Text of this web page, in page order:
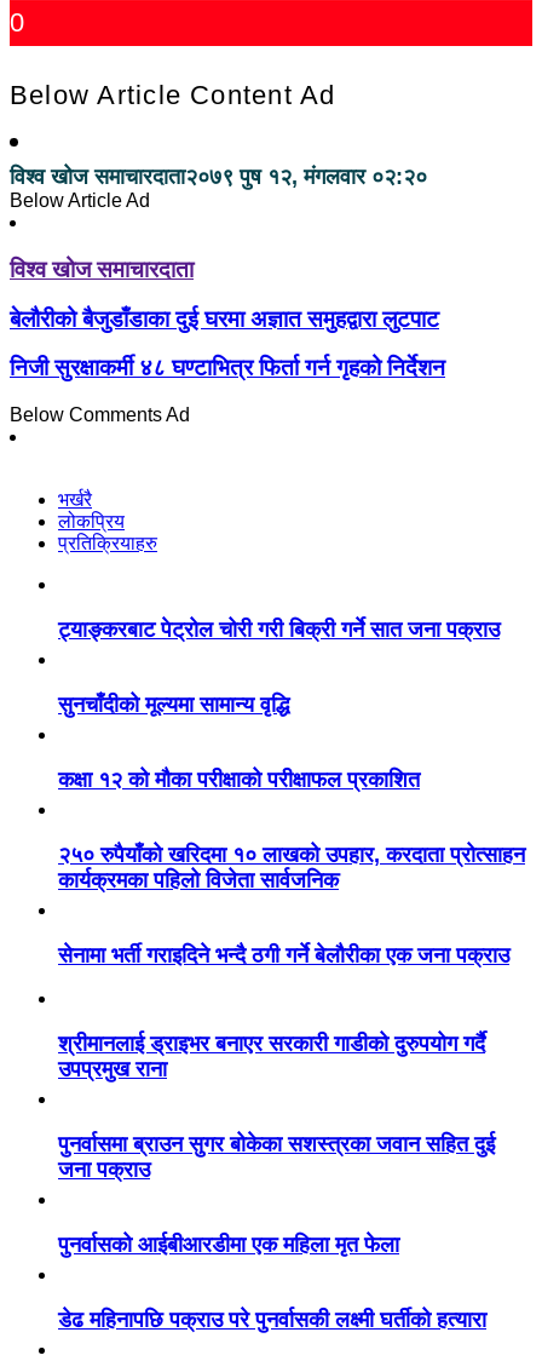
0
Below Article Content Ad
विश्व खोज समाचारदाता२०७९ पुष १२, मंगलवार ०२:२०
Below Article Ad
विश्व खोज समाचारदाता
बेलौरीको बैजुडाँडाका दुई घरमा अज्ञात समुहद्वारा लुटपाट
निजी सुरक्षाकर्मी ४८ घण्टाभित्र फिर्ता गर्न गृहको निर्देशन
Below Comments Ad
भर्खरै
लोकप्रिय
प्रतिक्रियाहरु
ट्याङ्करबाट पेट्रोल चोरी गरी बिक्री गर्ने सात जना पक्राउ
सुनचाँदीको मूल्यमा सामान्य वृद्धि
कक्षा १२ को मौका परीक्षाको परीक्षाफल प्रकाशित
२५० रुपैयाँको खरिदमा १० लाखको उपहार, करदाता प्रोत्साहन
कार्यक्रमका पहिलो विजेता सार्वजनिक
सेनामा भर्ती गराइदिने भन्दै ठगी गर्ने बेलौरीका एक जना पक्राउ
श्रीमानलाई ड्राइभर बनाएर सरकारी गाडीको दुरुपयोग गर्दै
उपप्रमुख राना
पुनर्वासमा ब्राउन सुगर बोकेका सशस्त्रका जवान सहित दुई
जना पक्राउ
पुनर्वासको आईबीआरडीमा एक महिला मृत फेला
डेढ महिनापछि पक्राउ परे पुनर्वासकी लक्ष्मी घर्तीको हत्यारा